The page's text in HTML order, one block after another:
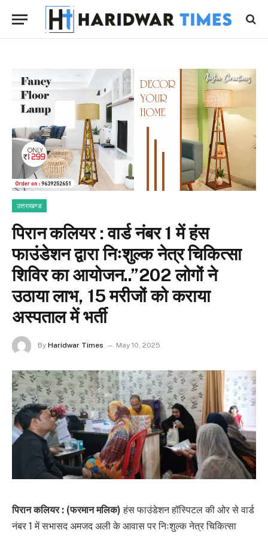
उत्तराखण्ड
पिरान कलियर : वार्ड नंबर 1 में हंस
फाउंडेशन द्वारा निःशुल्क नेत्र चिकित्सा
शिविर का आयोजन..”202 लोगों ने
उठाया लाभ, 15 मरीजों को कराया
अस्पताल में भर्ती
By Haridwar Times May 10, 2025
पिरान कलियर : (फरमान मलिक) हंस फाउंडेशन हॉस्पिटल की ओर से वार्ड
नंबर 1 में सभासद अमजद अली के आवास पर निःशुल्क नेत्र चिकित्सा